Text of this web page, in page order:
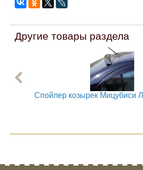
Другие товары раздела
Спойлер козырек Мицубиси
Suzuki
Toyota
Volkswagen